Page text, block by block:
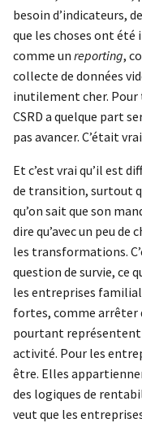
besoin d’indicateurs,
que les choses ont été
comme un reporting,
collecte de données
inutilement cher. Pour
CSRD a quelque part
pas avancer. C’était
Et c’est vrai qu’il est
de transition, surtout
qu’on sait que son
dire qu’avec un peu de
les transformations.
question de survie, ce
les entreprises
fortes, comme arrêter
pourtant
activité. Pour les
être. Elles
des logiques de
veut que les